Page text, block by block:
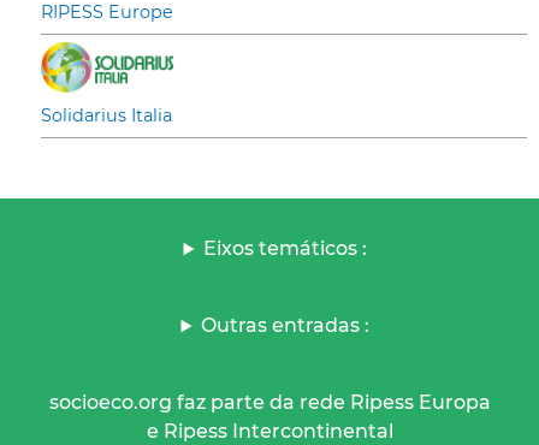
RIPESS Europe
Solidarius Italia
Eixos temáticos :
Outras entradas :
socioeco.org faz parte da rede Ripess Europa
e Ripess Intercontinental